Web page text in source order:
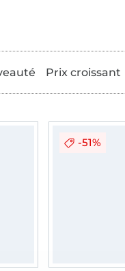
Prix croissant
-51%